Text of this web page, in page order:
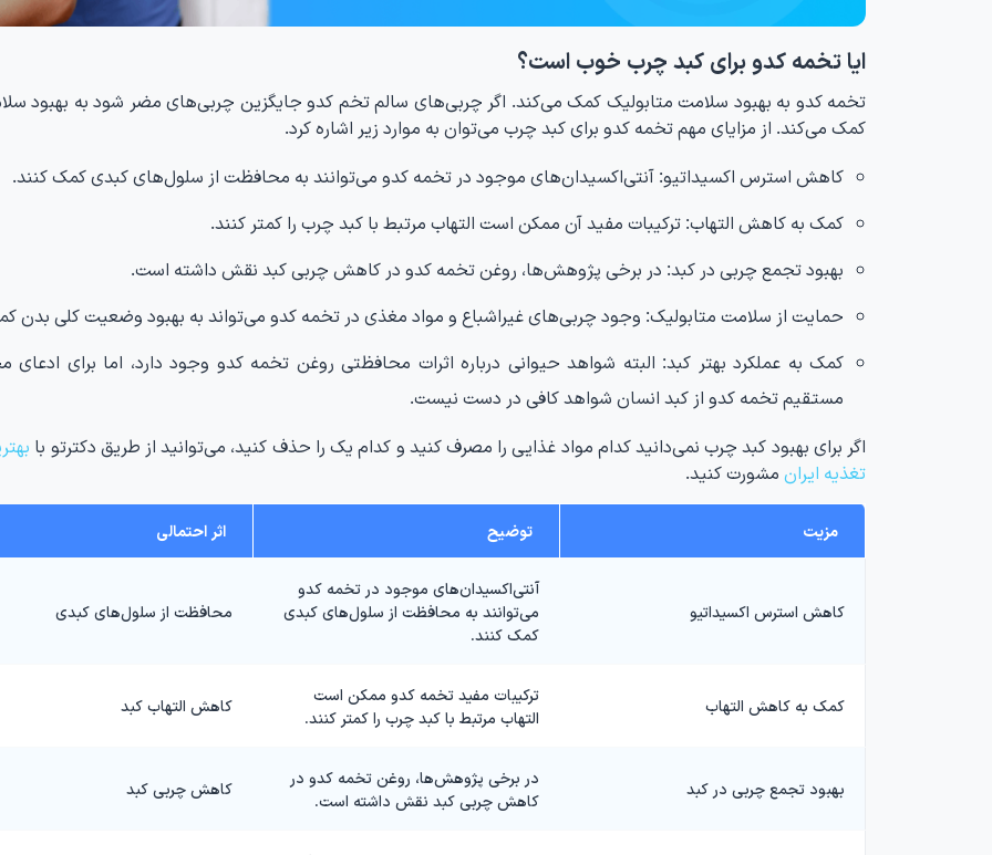
ایا تخمه کدو برای کبد چرب خوب است؟
تخمه کدو به بهبود سلامت متابولیک کمک می‌کند. اگر چربی‌های سالم تخم کدو جایگزین چربی‌های مضر شود به بهبود
کمک می‌کند. از مزایای مهم تخمه کدو برای کبد چرب می‌توان به موارد زیر اشاره کرد.
کاهش استرس اکسیداتیو: آنتی‌اکسیدان‌های موجود در تخمه کدو می‌توانند به محافظت از سلول‌های کبدی کمک کنند.
کمک به کاهش التهاب: ترکیبات مفید آن ممکن است التهاب مرتبط با کبد چرب را کمتر کنند.
بهبود تجمع چربی در کبد: در برخی پژوهش‌ها، روغن تخمه کدو در کاهش چربی کبد نقش داشته است.
حمایت از سلامت متابولیک: وجود چربی‌های غیراشباع و مواد مغذی در تخمه کدو می‌تواند به بهبود وضعیت کلی بدن
کمک به عملکرد بهتر کبد: البته شواهد حیوانی درباره اثرات محافظتی روغن تخمه کدو وجود دارد، اما برای
مستقیم تخمه کدو از کبد انسان شواهد کافی در دست نیست.
اگر برای بهبود کبد چرب نمی‌دانید کدام مواد غذایی را مصرف کنید و کدام یک را حذف کنید، می‌توانید از طریق دکترتو با
تغذیه ایران مشورت کنید.
مزیت توضیح اثر احتمالی
کاهش استرس اکسیداتیو
آنتی‌اکسیدان‌های موجود در تخمه کدو
می‌توانند به محافظت از سلول‌های کبدی
کمک کنند.
محافظت از سلول‌های کبدی
کمک به کاهش التهاب
ترکیبات مفید تخمه کدو ممکن است
التهاب مرتبط با کبد چرب را کمتر کنند.
کاهش التهاب کبد
بهبود تجمع چربی در کبد
در برخی پژوهش‌ها، روغن تخمه کدو در
کاهش چربی کبد نقش داشته است.
کاهش چربی کبد